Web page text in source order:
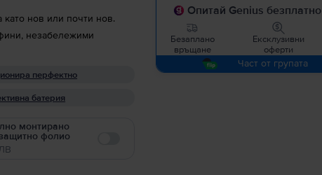
като нов или почти нов.
незабележими
перфектно
батерия
монтирано
фолио
Опитай Genius безплатно
Безаплано
връщане
Ексклузивни
оферти
Част от групата